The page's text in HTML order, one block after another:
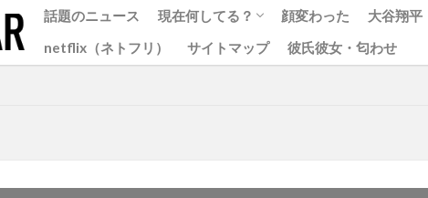
話題のニュース 現在何してる？
松本人志
ジャニーズ
顔変わった 大谷翔平
netflix（ネトフリ）
サイトマップ 彼氏彼女・匂わせ